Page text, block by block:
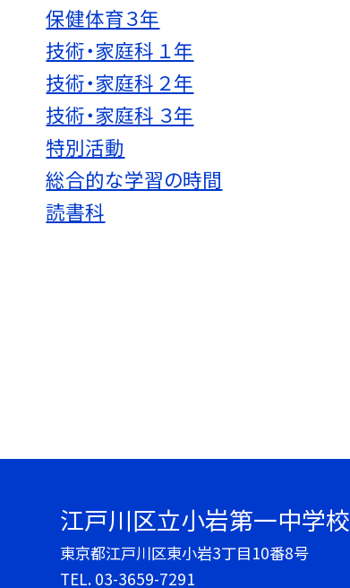
保健体育３年
技術・家庭科 １年
技術・家庭科 ２年
技術・家庭科 ３年
特別活動
総合的な学習の時間
読書科
江戸川区立小岩第一中学校
東京都江戸川区東小岩3丁目10番8号
TEL. 03-3659-7291